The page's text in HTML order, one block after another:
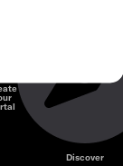
Discover